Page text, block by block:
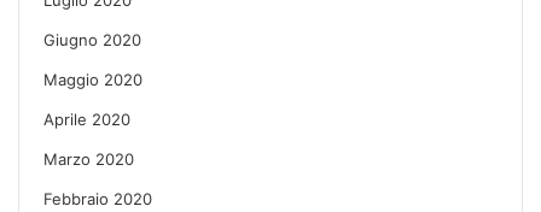
Giugno 2020
Maggio 2020
Aprile 2020
Marzo 2020
Febbraio 2020